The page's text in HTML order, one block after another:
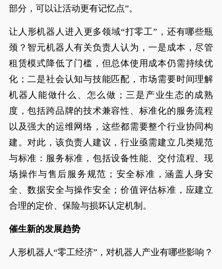
部分，可以让活动更有记忆点”。
让人形机器人进入更多领域“打零工”，还有哪些瓶
颈？智元机器人有关负责人认为，一是成本，尽管
租赁模式降低了门槛，但总体使用成本仍需持续优
化；二是社会认知与技能匹配，市场需要时间理解
机器人能做什么、怎么做；三是产业生态的成熟
度，包括跨品牌的技术兼容性、标准化的服务流程
以及强大的运维网络，这些都需要整个行业协同构
建。对此，该负责人建议，行业亟需建立几类规范
与标准：服务标准，包括设备性能、交付流程、现
场操作与售后服务规范；安全标准，涵盖人身安
全、数据安全与操作安全；价值评估标准，应建立
合理的定价、保险与损坏认定机制。
催生新的发展趋势
人形机器人“零工经济”，对机器人产业有哪些影响？